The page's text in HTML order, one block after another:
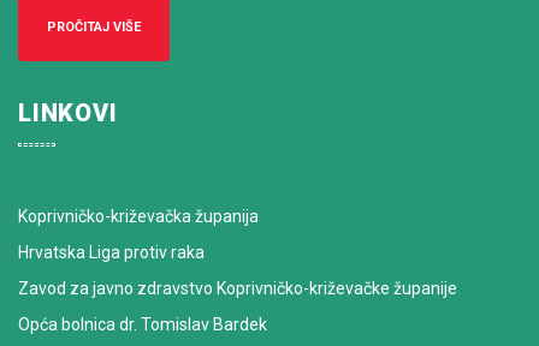
PROČITAJ VIŠE
LINKOVI
Koprivničko-križevačka županija
Hrvatska Liga protiv raka
Zavod za javno zdravstvo Koprivničko-križevačke županije
Opća bolnica dr. Tomislav Bardek